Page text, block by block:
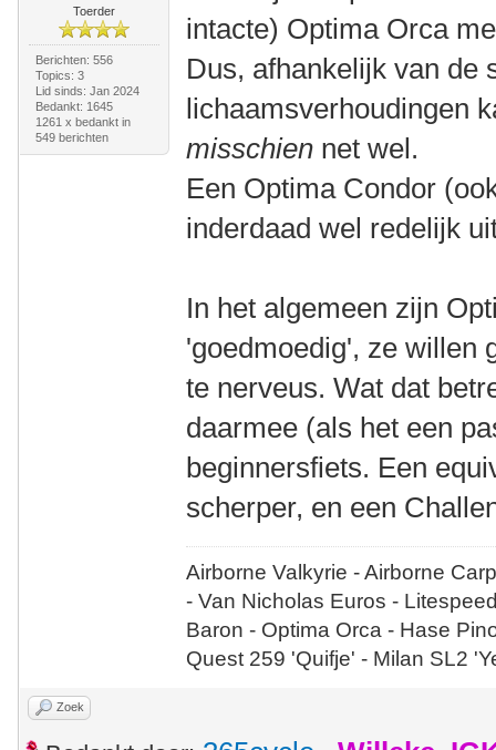
Toerder
Berichten: 556
Topics: 3
Lid sinds: Jan 2024
Bedankt: 1645
1261 x bedankt in
549 berichten
intacte) Optima Orca
Dus, afhankelijk van de
lichaamsverhoudingen
misschien net wel.
Een Optima Condor
inderdaad wel redelijk
In het algemeen zijn
'goedmoedig', ze willen
te nerveus. Wat dat
daarmee (als het een
beginnersfiets. Een
scherper, en een
Airborne Valkyrie - Airborne
- Van Nicholas Euros -
Baron - Optima Orca - Hase
Quest 259 'Quifje' - Milan SL2
Zoek